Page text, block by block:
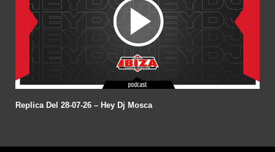
Replica Del 28-07-26 – Hey Dj Mosca